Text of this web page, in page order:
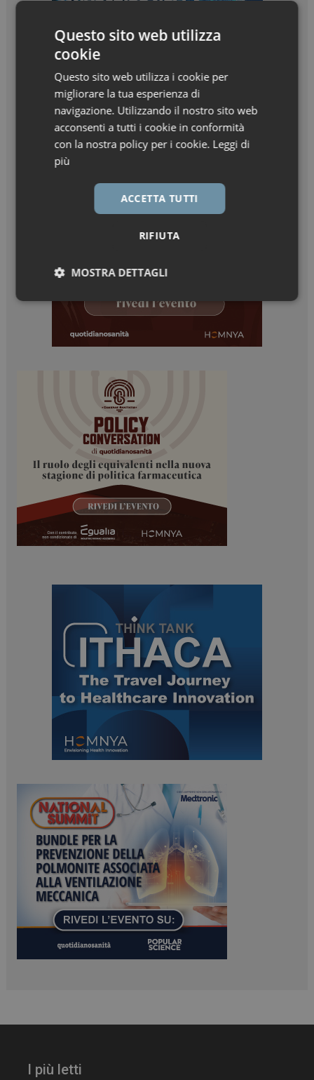
I più letti
Questo sito web utilizza
cookie
Questo sito web utilizza i cookie per
migliorare la tua esperienza di
navigazione. Utilizzando il nostro sito web
acconsenti a tutti i cookie in conformità
con la nostra policy per i cookie. Leggi di
più
ACCETTA TUTTI
RIFIUTA
MOSTRA DETTAGLI
Necessari Marketing
Necessari
I cookie necessari contribuiscono a rendere fruibile il
sito web abilitandone funzionalità di base quali la
navigazione sulle pagine e l'accesso alle aree
protette del sito. Il sito web non è in grado di
funzionare correttamente senza questi cookie.
NOME
FORNITORE / DOMINIO
_ga
Google LLC
ARRAffinitySameSite
Microsoft Corporation
.www.dailyhealthindustry.it
PHPSESSID